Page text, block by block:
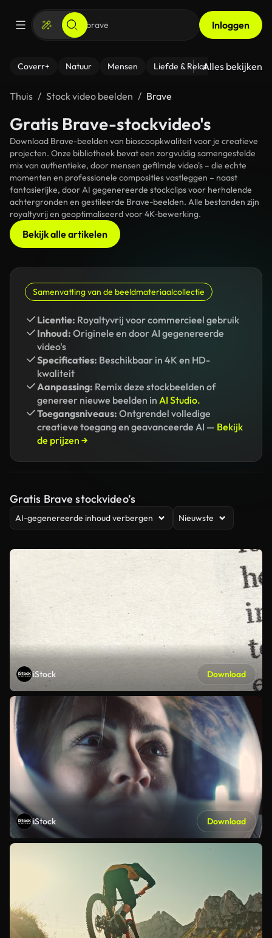
Inloggen
Coverr+ Natuur Mensen Liefde & Relaties - Fitness
Alles bekijken
Thuis Stock video beelden Brave
Gratis Brave-stockvideo's
Download Brave-beelden van bioscoopkwaliteit voor je creatieve
projecten. Onze bibliotheek bevat een zorgvuldig samengestelde
mix van authentieke, door mensen gefilmde video's – die echte
momenten en professionele composities vastleggen – naast
fantasierijke, door AI gegenereerde stockclips voor herhalende
achtergronden en gestileerde Brave-beelden. Alle bestanden zijn
royaltyvrij en geoptimaliseerd voor 4K-bewerking.
Bekijk alle artikelen
Samenvatting van de beeldmateriaalcollectie
Licentie: Royaltyvrij voor commercieel gebruik
Inhoud: Originele en door AI gegenereerde
video's
Specificaties: Beschikbaar in 4K en HD-
kwaliteit
Aanpassing: Remix deze stockbeelden of
genereer nieuwe beelden in AI Studio.
Toegangsniveaus: Ontgrendel volledige
creatieve toegang en geavanceerde AI — Bekijk
de prijzen →
Gratis Brave stockvideo’s
AI-gegenereerde inhoud verbergen Nieuwste
iStock Download
iStock Download